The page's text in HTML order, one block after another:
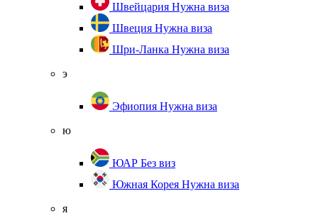
Швейцария Нужна виза
Швеция Нужна виза
Шри-Ланка Нужна виза
э
Эфиопия Нужна виза
ю
ЮАР Без виз
Южная Корея Нужна виза
я